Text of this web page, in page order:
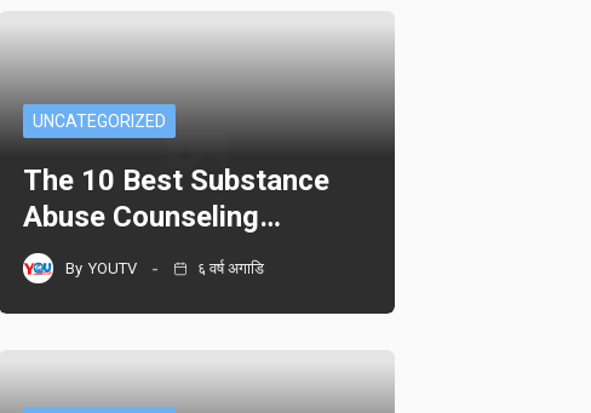
UNCATEGORIZED
The 10 Best Substance
Abuse Counseling…
By YOUTV ६ वर्ष अगाडि